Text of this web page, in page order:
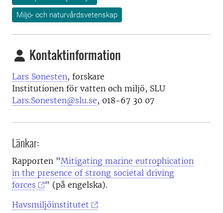
Miljö- och naturvårdsvetenskap
Kontaktinformation
Lars Sonesten, forskare
Institutionen för vatten och miljö, SLU
Lars.Sonesten@slu.se, 018-67 30 07
Länkar:
Rapporten "Mitigating marine eutrophication
in the presence of strong societal driving
forces
" (på engelska).
Havsmiljöinstitutet